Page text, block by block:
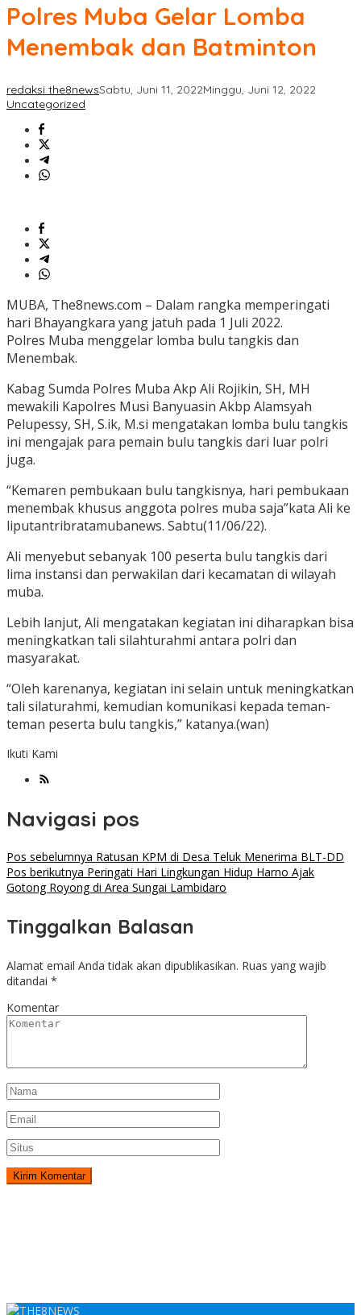
Polres Muba Gelar Lomba
Menembak dan Batminton
redaksi the8newsSabtu, Juni 11, 2022Minggu, Juni 12, 2022
Uncategorized
MUBA, The8news.com – Dalam rangka memperingati
hari Bhayangkara yang jatuh pada 1 Juli 2022.
Polres Muba menggelar lomba bulu tangkis dan
Menembak.
Kabag Sumda Polres Muba Akp Ali Rojikin, SH, MH
mewakili Kapolres Musi Banyuasin Akbp Alamsyah
Pelupessy, SH, S.ik, M.si mengatakan lomba bulu tangkis
ini mengajak para pemain bulu tangkis dari luar polri
juga.
“Kemaren pembukaan bulu tangkisnya, hari pembukaan
menembak khusus anggota polres muba saja”kata Ali ke
liputantribratamubanews. Sabtu(11/06/22).
Ali menyebut sebanyak 100 peserta bulu tangkis dari
lima instansi dan perwakilan dari kecamatan di wilayah
muba.
Lebih lanjut, Ali mengatakan kegiatan ini diharapkan bisa
meningkatkan tali silahturahmi antara polri dan
masyarakat.
“Oleh karenanya, kegiatan ini selain untuk meningkatkan
tali silaturahmi, kemudian komunikasi kepada teman-
teman peserta bulu tangkis,” katanya.(wan)
Ikuti Kami
Navigasi pos
Pos sebelumnya Ratusan KPM di Desa Teluk Menerima BLT-DD
Pos berikutnya Peringati Hari Lingkungan Hidup Harno Ajak
Gotong Royong di Area Sungai Lambidaro
Tinggalkan Balasan
Alamat email Anda tidak akan dipublikasikan. Ruas yang wajib
ditandai *
Komentar